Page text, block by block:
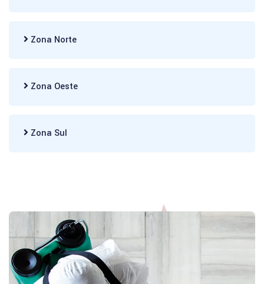
Zona Norte
Zona Oeste
Zona Sul